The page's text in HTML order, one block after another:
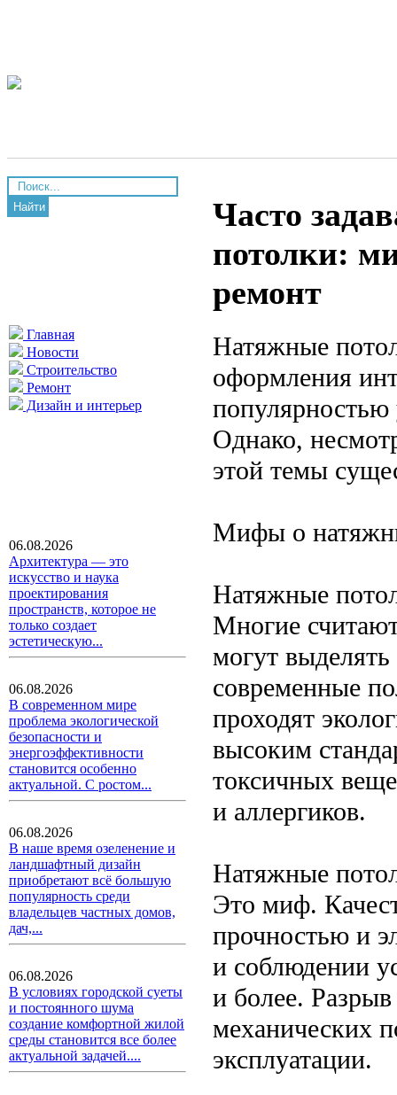
Найти
Главная
Новости
Строительство
Ремонт
Дизайн и интерьер
06.08.2026
Архитектура — это
искусство и наука
проектирования
пространств, которое не
только создает
эстетическую...
06.08.2026
В современном мире
проблема экологической
безопасности и
энергоэффективности
становится особенно
актуальной. С ростом...
06.08.2026
В наше время озеленение и
ландшафтный дизайн
приобретают всё большую
популярность среди
владельцев частных домов,
дач,...
06.08.2026
В условиях городской суеты
и постоянного шума
создание комфортной жилой
среды становится все более
актуальной задачей....
Часто
потолки:
ремонт
Натяжные
оформления
популярностью
Однако,
этой темы
Мифы о
Натяжные
Многие
могут
современные
проходят
высоким
токсичных
и аллергиков.
Натяжные
Это миф.
прочностью и
и соблюдении
и более.
механических
эксплуатации.